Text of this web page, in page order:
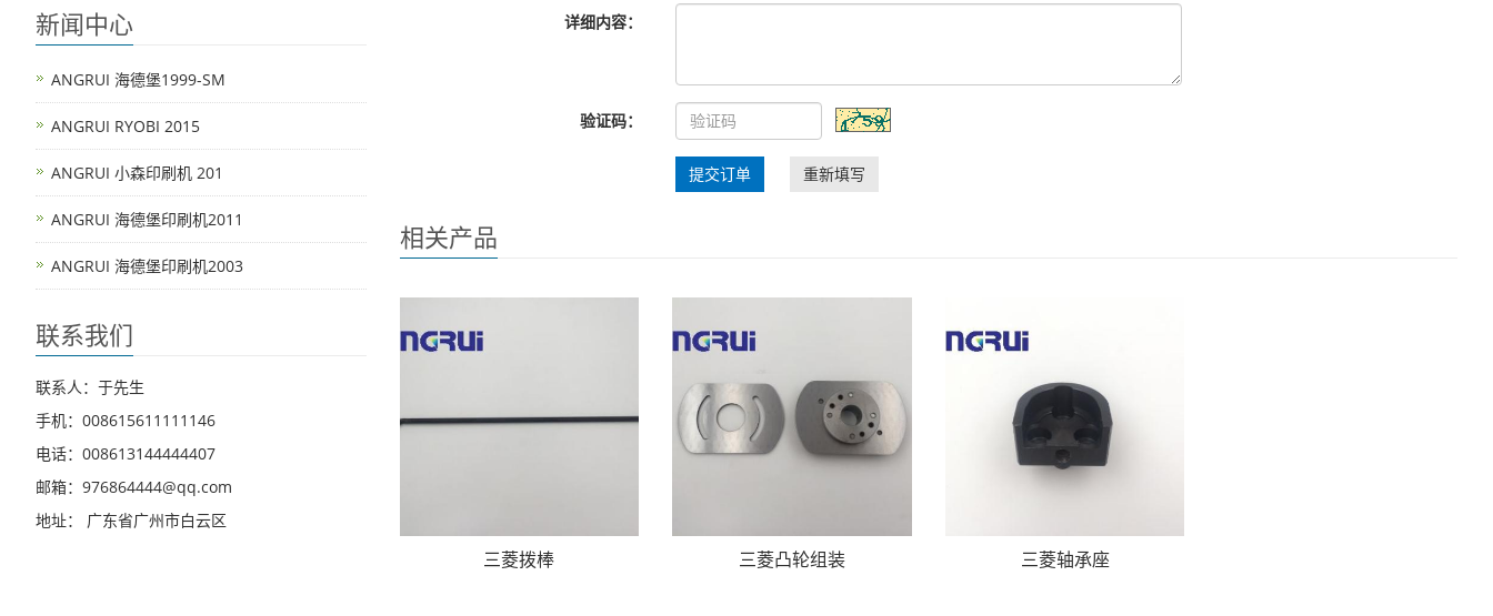
详细内容：
验证码：
提交订单 重新填写
相关产品
三菱拨棒 三菱凸轮组装 三菱轴承座
新闻中心
ANGRUI 海德堡1999-SM
ANGRUI RYOBI 2015
ANGRUI 小森印刷机 201
ANGRUI 海德堡印刷机2011
ANGRUI 海德堡印刷机2003
联系我们
联系人：于先生
手机：008615611111146
电话：008613144444407
邮箱：976864444@qq.com
地址： 广东省广州市白云区